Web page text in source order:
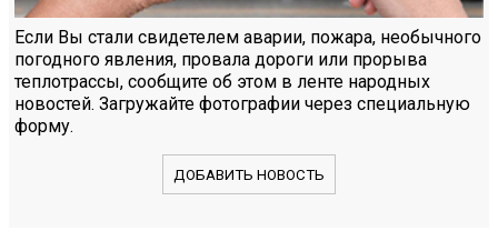
Если Вы стали свидетелем аварии, пожара, необычного
погодного явления, провала дороги или прорыва
теплотрассы, сообщите об этом в ленте народных
новостей. Загружайте фотографии через специальную
форму.
ДОБАВИТЬ НОВОСТЬ